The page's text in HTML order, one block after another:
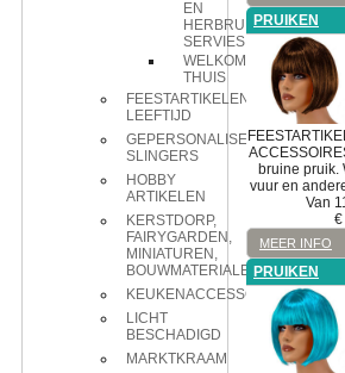
EN
HERBRUIKBAAR
SERVIES
WELKOM
THUIS
FEESTARTIKELEN
LEEFTIJD
GEPERSONALISEERDE
SLINGERS
HOBBY
ARTIKELEN
KERSTDORP,
FAIRYGARDEN,
MINIATUREN,
BOUWMATERIALEN
KEUKENACCESSOIRES
LICHT
BESCHADIGD
MARKTKRAAM
PRUIKEN
bruine pruik.
vuur en
Van
€
MEER INFO
PRUIKEN